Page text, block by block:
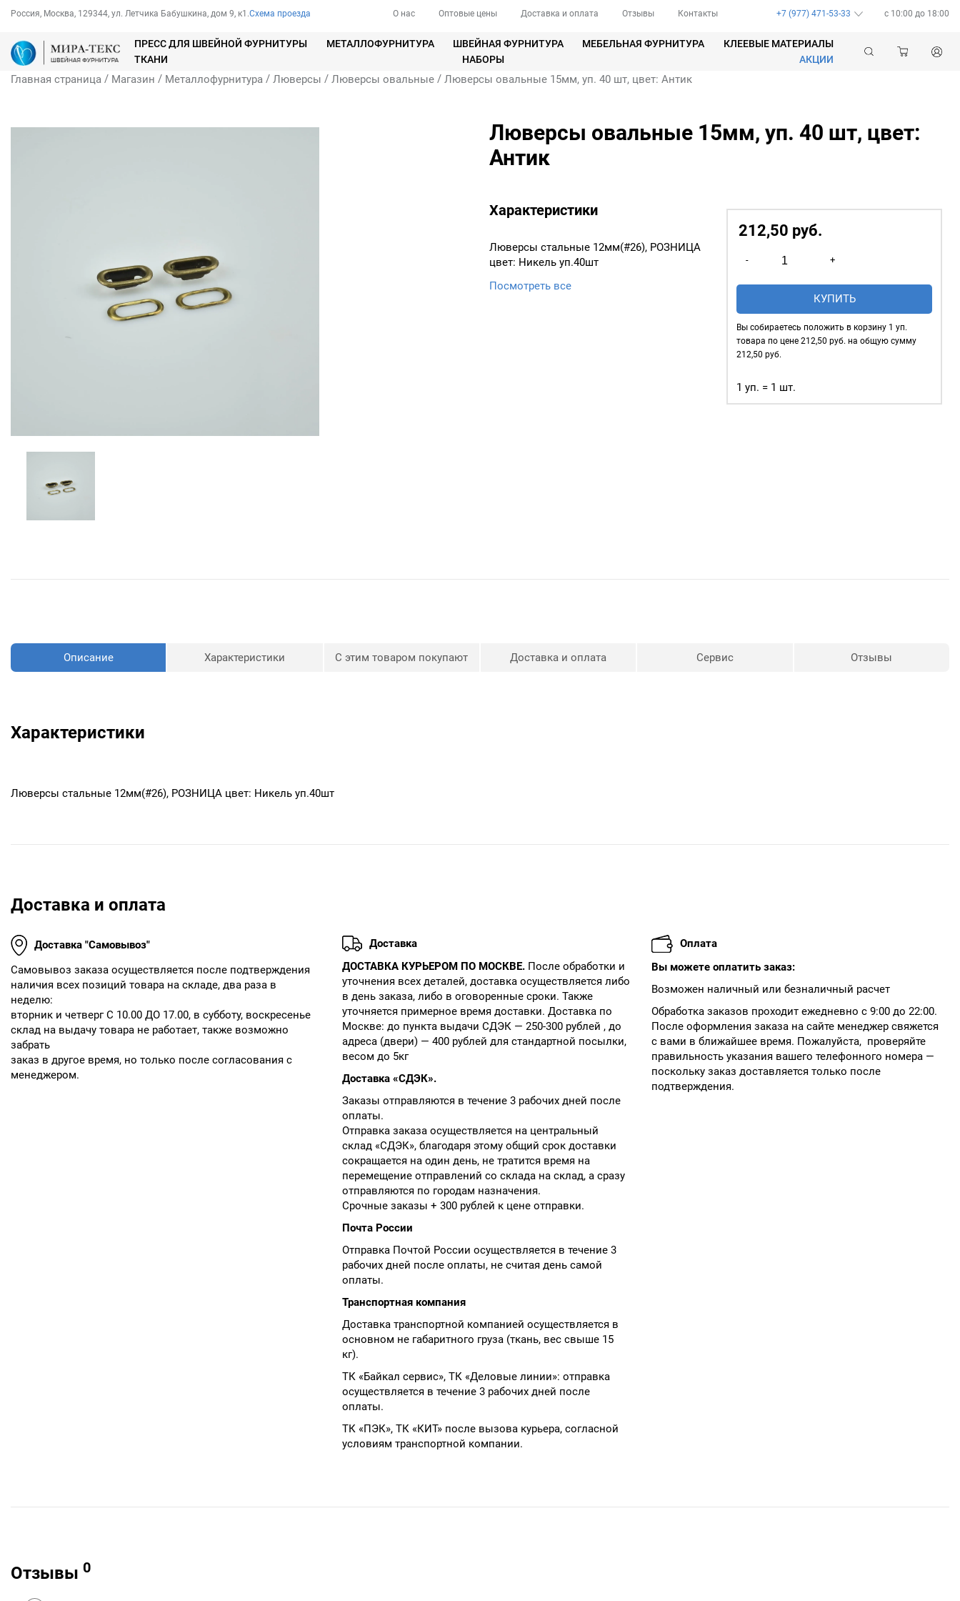
Россия, Москва, 129344, ул. Летчика Бабушкина, дом 9, к1.Схема проезда О нас Оптовые цены Доставка и оплата Отзывы Контакты +7 (977) 471-53-33 c 10:00 до 18:00
ПРЕСС ДЛЯ ШВЕЙНОЙ ФУРНИТУРЫ МЕТАЛЛОФУРНИТУРА ШВЕЙНАЯ ФУРНИТУРА МЕБЕЛЬНАЯ ФУРНИТУРА
КЛЕЕВЫЕ МАТЕРИАЛЫ
ТКАНИ
НАБОРЫ АКЦИИ
Главная страница / Магазин / Металлофурнитура / Люверсы / Люверсы овальные / Люверсы овальные 15мм, уп. 40 шт, цвет: Антик
Люверсы овальные 15мм, уп. 40 шт, цвет:
Антик
Характеристики
Люверсы стальные 12мм(#26), РОЗНИЦА
цвет: Никель уп.40шт
Посмотреть все
212,50 руб.
-
товара
Люверсы
уп.
40
цвет:
Антик
+
КУПИТЬ
Вы собираетесь положить в корзину 1 уп.
товара по цене212,50 руб. на общую сумму
212,50 руб.
1 уп. = 1 шт.
Описание Характеристики С этим товаром покупают Доставка и оплата Сервис Отзывы
Характеристики
Люверсы стальные 12мм(#26), РОЗНИЦА цвет: Никель уп.40шт
Доставка и оплата
Доставка "Самовывоз"
Cамовывоз заказа осуществляется после подтверждения
наличия всех позиций товара на складе, два раза в
неделю:
вторник и четверг С 10.00 ДО 17.00, в субботу, воскресенье
склад на выдачу товара не работает, также возможно
забрать
заказ в другое время, но только после согласования с
менеджером.
Доставка
ДОСТАВКА КУРЬЕРОМ ПО МОСКВЕ.После обработки и
уточнения всех деталей, доставка осуществляется либо
в день заказа, либо в оговоренные сроки. Также
уточняется примерное время доставки. Доставка по
Москве: до пункта выдачи СДЭК — 250-300 рублей , до
адреса (двери) — 400 рублей для стандартной посылки,
весом до 5кг
Доставка «СДЭК».
Заказы отправляются в течение 3 рабочих дней после
оплаты.
Отправка заказа осуществляется на центральный
склад «СДЭК», благодаря этому общий срок доставки
сокращается на один день, не тратится время на
перемещение отправлений со склада на склад, а сразу
отправляются по городам назначения.
Срочные заказы + 300 рублей к цене отправки.
Почта России
Отправка Почтой России осуществляется в течение 3
рабочих дней после оплаты, не считая день самой
оплаты.
Транспортная компания
Доставка транспортной компанией осуществляется в
основном не габаритного груза (ткань, вес свыше 15
кг).
ТК «Байкал сервис», ТК «Деловые линии»: отправка
осуществляется в течение 3 рабочих дней после
оплаты.
ТК «ПЭК», ТК «КИТ» после вызова курьера, согласной
условиям транспортной компании.
Оплата
Вы можете оплатить заказ:
Возможен наличный или безналичный расчет
Обработка заказов проходит ежедневно с 9:00 до 22:00.
После оформления заказа на сайте менеджер свяжется
с вами в ближайшее время. Пожалуйста, проверяйте
правильность указания вашего телефонного номера —
поскольку заказ доставляется только после
подтверждения.
Отзывы 0